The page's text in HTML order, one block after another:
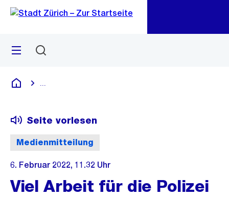
Navigation
Sprunglink
Menü
Deutsch
Medienmitteilung
Seite vorlesen
6. Februar 2022, 11.32 Uhr
Viel Arbeit für die Polizei